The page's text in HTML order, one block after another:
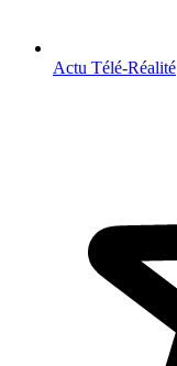
Actu Télé-Réalité